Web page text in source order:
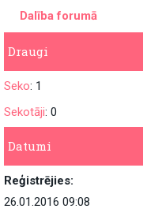
Dalība forumā
Draugi
Seko: 1
Sekotāji: 0
Datumi
Reģistrējies:
26.01.2016 09:08